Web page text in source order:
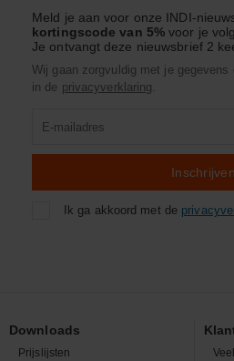
Meld je aan voor onze INDI-
kortingscode van 5%voor je
Je ontvangt deze nieuwsbrief 2
Wij gaan zorgvuldig met je
in de privacyverklaring.
Inschrijven
Ik ga akkoord met de
Downloads
Prijslijsten